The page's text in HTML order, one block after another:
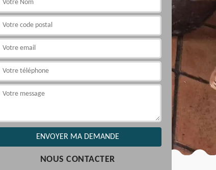
NOUS CONTACTER